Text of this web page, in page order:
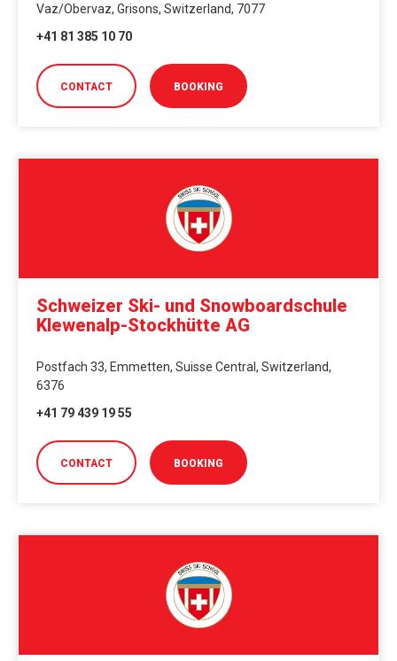
Vaz/Obervaz, Grisons, Switzerland, 7077
+41 81 385 10 70
CONTACT BOOKING
Schweizer Ski- und Snowboardschule
Klewenalp-Stockhütte AG
Postfach 33, Emmetten, Suisse Central, Switzerland,
6376
+41 79 439 19 55
CONTACT BOOKING